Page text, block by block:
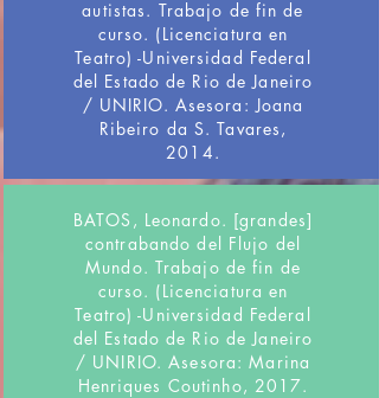
autistas. Trabajo de fin de
curso. (Licenciatura en
Teatro) -Universidad Federal
del Estado de Rio de Janeiro
/ UNIRIO. Asesora: Joana
Ribeiro da S. Tavares,
2014.
BATOS, Leonardo. [grandes]
contrabando del Flujo del
Mundo. Trabajo de fin de
curso. (Licenciatura en
Teatro) -Universidad Federal
del Estado de Rio de Janeiro
/ UNIRIO. Asesora: Marina
Henriques Coutinho, 2017.